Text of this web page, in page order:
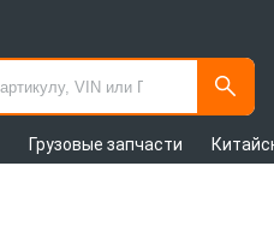
Грузовые запчасти